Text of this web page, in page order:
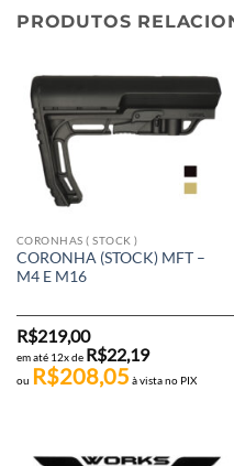
PRODUTOS
CORONHAS ( STOCK )
CORONHA (STOCK) MFT –
M4 E M16
R$219,00
em até 12x de R$22,19
ou R$208,05 à vista no PIX